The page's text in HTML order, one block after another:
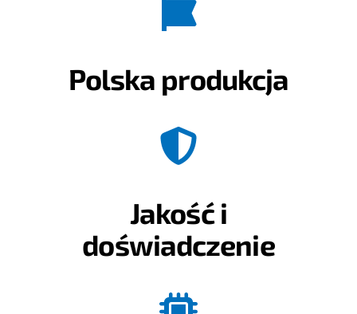
Polska produkcja
Jakość i
doświadczenie